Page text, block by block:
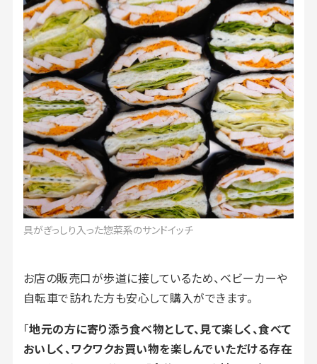
具がぎっしり入った惣菜系のサンドイッチ
お店の販売口が歩道に接しているため、ベビーカーや
自転車で訪れた方も安心して購入ができます。
「地元の方に寄り添う食べ物として、見て楽しく、食べて
おいしく、ワクワクお買い物を楽しんでいただける存在